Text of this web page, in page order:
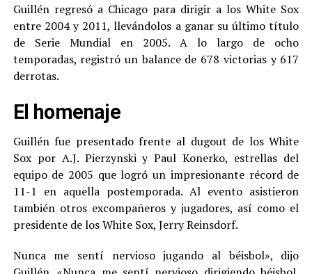
Guillén regresó a Chicago para dirigir a los White Sox
entre 2004 y 2011, llevándolos a ganar su último título
de Serie Mundial en 2005. A lo largo de ocho
temporadas, registró un balance de 678 victorias y 617
derrotas.
El homenaje
Guillén fue presentado frente al dugout de los White
Sox por A.J. Pierzynski y Paul Konerko, estrellas del
equipo de 2005 que logró un impresionante récord de
11-1 en aquella postemporada. Al evento asistieron
también otros excompañeros y jugadores, así como el
presidente de los White Sox, Jerry Reinsdorf.
Nunca me sentí nervioso jugando al béisbol», dijo